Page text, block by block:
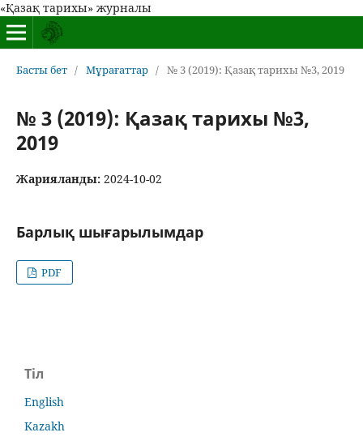
«Қазақ тарихы» журналы
Басты бет / Мұрағаттар / № 3 (2019): Қазақ тарихы №3, 2019
№ 3 (2019): Қазақ тарихы №3,
2019
Жарияланды: 2024-10-02
Барлық шығарылымдар
PDF
Тіл
English
Kazakh